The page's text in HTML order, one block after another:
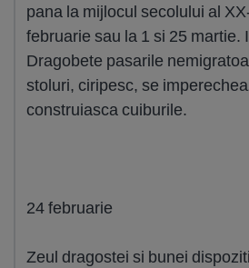
pana la mijlocul secolului al
februarie sau la 1 si 25 martie.
Dragobete pasarile
stoluri, ciripesc, se
construiasca cuiburile.
24 februarie
Zeul dragostei si bunei